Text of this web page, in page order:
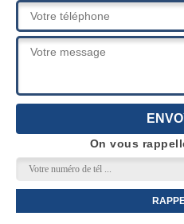
On vous